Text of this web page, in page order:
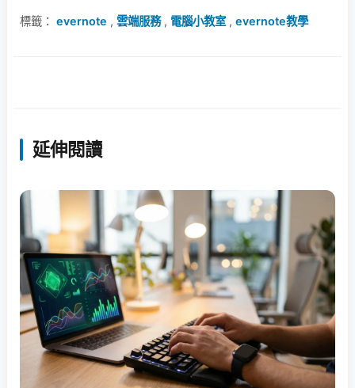
標籤： evernote , 雲端服務, 電腦小教室 , evernote教學
延伸閱讀